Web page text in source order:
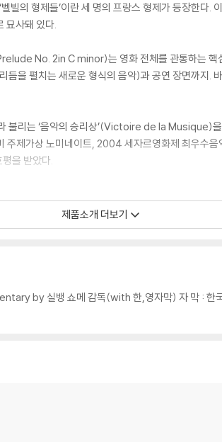
의 형제들’이란 세 명의 프랑스 형제가 등장한다.
묘사돼 있다.
No. 2in C minor)는 영화 전체를 관통하는 핵
듬을 펼치는 새로운 형식의 음악)과 공연 장면까지.
불리는 ‘음악의 승리상’(Victoire de la Musique)
제가상 노미네이트, 2004 세자르영화제 최우수음
을 받았다.
보호필름 손상에 의한 교환/반품은 불가합니다.
량 확인을 위해 개봉 시의 동영상을 요청할 수 있
제품소개 더보기
by 실뱅 쇼메 감독(with 한,영자막) 자 막 : 한